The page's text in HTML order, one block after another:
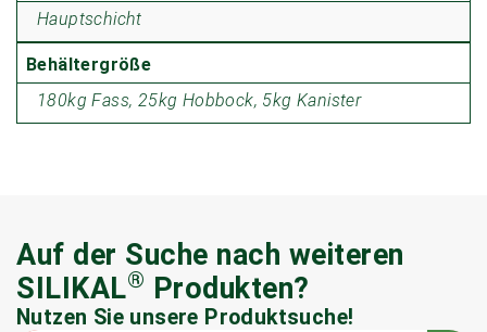
Hauptschicht
Behältergröße
180kg Fass, 25kg Hobbock, 5kg Kanister
Auf der Suche nach weiteren
SILIKAL® Produkten?
Nutzen Sie unsere Produktsuche!